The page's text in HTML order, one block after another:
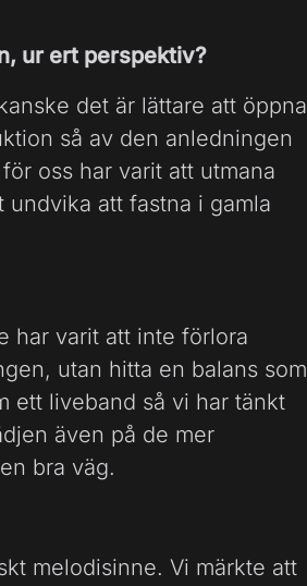
ur ert perspektiv?
det är lättare att öppna
så av den anledningen
oss har varit att utmana
att fastna i gamla
har varit att inte förlora
utan hitta en balans som
ett liveband så vi har tänkt
även på de mer
bra väg.
melodisinne. Vi märkte att